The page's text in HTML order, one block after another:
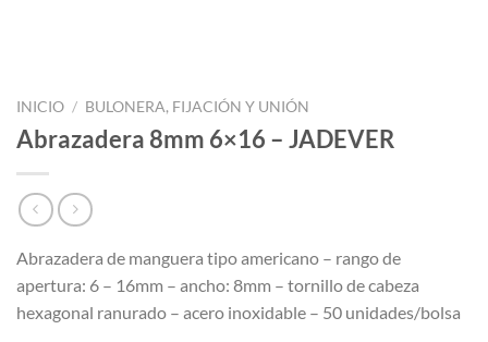
INICIO / BULONERA, FIJACIÓN Y UNIÓN
Abrazadera 8mm 6×16 – JADEVER
Abrazadera de manguera tipo americano – rango de
apertura: 6 – 16mm – ancho: 8mm – tornillo de cabeza
hexagonal ranurado – acero inoxidable – 50 unidades/bolsa